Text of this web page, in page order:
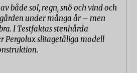
både sol, regn, snö och vind och
under många år – men
I Testfaktas stenhårda
Pergolux slitagetåliga modell